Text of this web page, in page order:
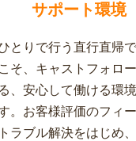
サポート環境
とりで行う直行直帰
そ、キャストフォロ
、安心して働ける環
。お客様評価のフィ
ラブル解決をはじめ